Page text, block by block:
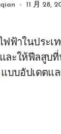
11 月 28,
ะให้ฟีลสูบที่
บบอัปเดตแล